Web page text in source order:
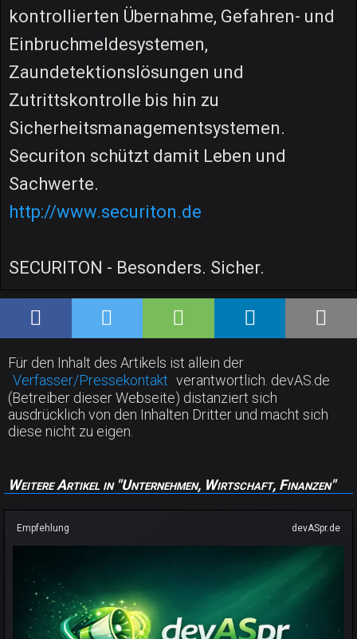
kontrollierten Übernahme, Gefahren- und
Einbruchmeldesystemen,
Zaundetektionslösungen und
Zutrittskontrolle bis hin zu
Sicherheitsmanagementsystemen.
Securiton schützt damit Leben und
Sachwerte.
http://www.securiton.de
SECURITON - Besonders. Sicher.
Für den Inhalt des Artikels ist allein der
Verfasser/Pressekontakt verantwortlich. devAS.de
(Betreiber dieser Webseite) distanziert sich
ausdrücklich von den Inhalten Dritter und macht sich
diese nicht zu eigen.
Weitere Artikel in "Unternehmen, Wirtschaft, Finanzen"
Empfehlung devASpr.de